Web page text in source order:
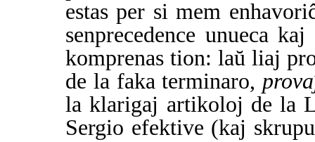
estas per si mem
senprecedence unueca
komprenas tion: laŭ liaj
de la faka terminaro,
la klarigaj artikoloj de la
Sergio efektive (kaj